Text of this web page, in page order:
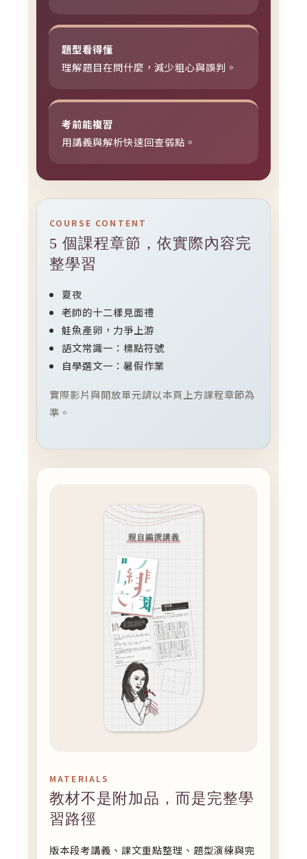
題型看得懂
理解題目在問什麼，減少粗心與誤判。
考前能複習
用講義與解析快速回查弱點。
COURSE CONTENT
5 個課程章節，依實際內容完
整學習
夏夜
老師的十二樣見面禮
鮭魚產卵，力爭上游
語文常識一：標點符號
自學選文一：暑假作業
實際影片與開放單元請以本頁上方課程章節為
準。
MATERIALS
教材不是附加品，而是完整學
習路徑
版本段考講義、課文重點整理、題型演練與完